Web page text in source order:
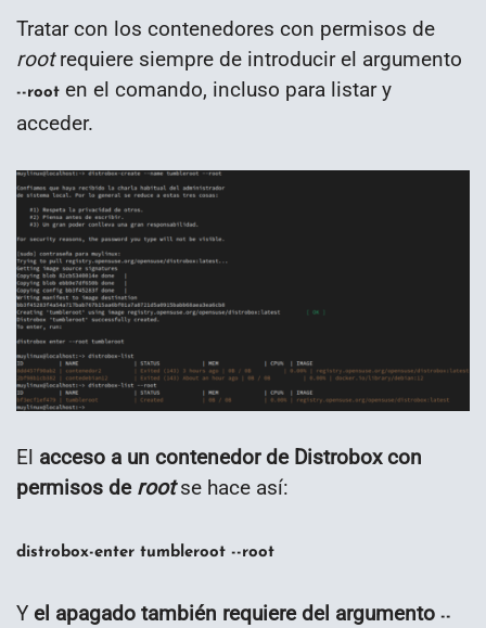
Tratar con los contenedores con permisos de
rootrequiere siempre de introducir el argumento
--root en el comando, incluso para listar y
acceder.
El acceso a un contenedor de Distrobox con
permisos de rootse hace así:
distrobox-enter tumbleroot --root
Y el apagado también requiere del argumento --